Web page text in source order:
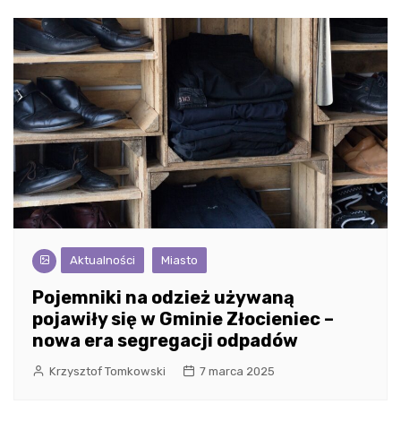
Aktualności Miasto
Pojemniki na odzież używaną
pojawiły się w Gminie Złocieniec –
nowa era segregacji odpadów
Krzysztof Tomkowski 7 marca 2025